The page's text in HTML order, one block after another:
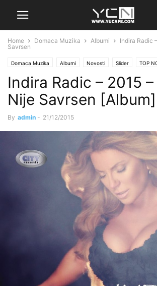
Home Domaca Muzika Albumi
Indira Radic
Savrsen
Domaca Muzika Albumi Novosti Slider TOP
Indira Radic – 2015
Nije Savrsen [Album]
By admin - 21/12/2015